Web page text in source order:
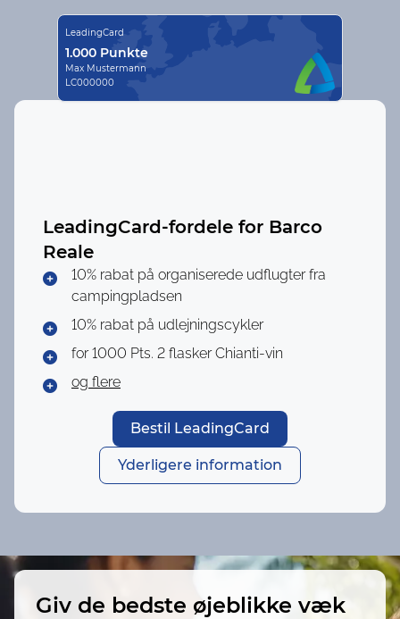
LeadingCard-fordele for Barco
Reale
10% rabat på organiserede udflugter fra
campingpladsen
10% rabat på udlejningscykler
for 1000 Pts. 2 flasker Chianti-vin
og flere
Bestil LeadingCard
Yderligere information
LeadingCard
1.000 Punkte
Max Mustermann
LC000000
Giv de bedste øjeblikke væk